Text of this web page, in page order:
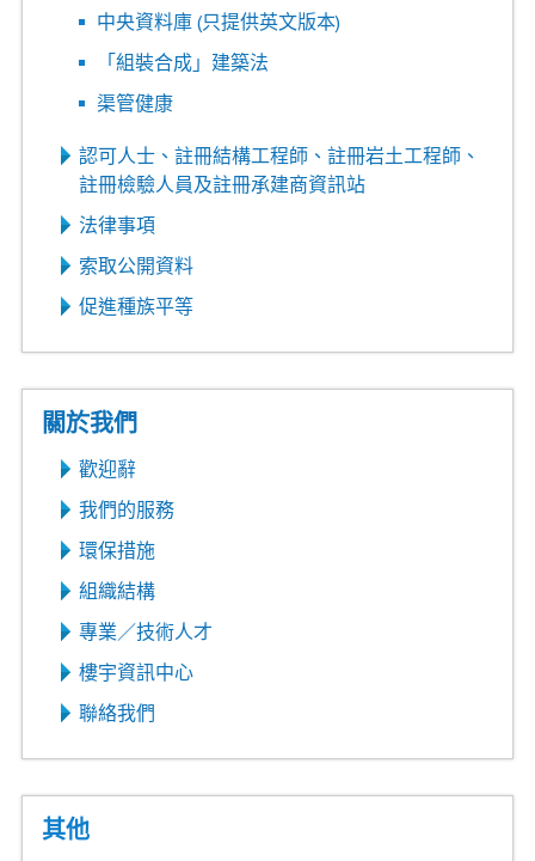
中央資料庫 (只提供英文版本)
「組裝合成」建築法
渠管健康
認可人士、註冊結構工程師、註冊岩土工程師、
註冊檢驗人員及註冊承建商資訊站
法律事項
索取公開資料
促進種族平等
關於我們
歡迎辭
我們的服務
環保措施
組織結構
專業／技術人才
樓宇資訊中心
聯絡我們
其他